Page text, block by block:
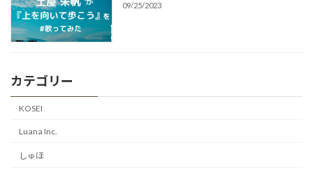
09/25/2023
カテゴリー
KOSEI
Luana Inc.
しゅほ